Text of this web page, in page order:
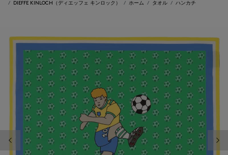
DIEFFE KINLOCH（ディエッフェ キンロック）
ホーム タオル ハンカチ
前の画像